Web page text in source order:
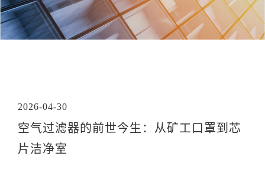
2026-04-30
空气过滤器的前世今生：从矿工口罩到芯
片洁净室